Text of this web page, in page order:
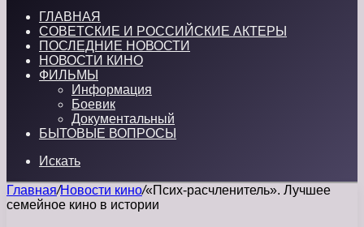
ГЛАВНАЯ
СОВЕТСКИЕ И РОССИЙСКИЕ АКТЕРЫ
ПОСЛЕДНИЕ НОВОСТИ
НОВОСТИ КИНО
ФИЛЬМЫ
Информация
Боевик
Документальный
БЫТОВЫЕ ВОПРОСЫ
Искать
Главная/Новости кино/«Псих-расчленитель». Лучшее
семейное кино в истории